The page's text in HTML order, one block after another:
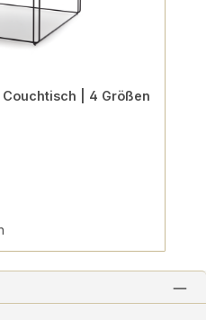
| 4 Größen